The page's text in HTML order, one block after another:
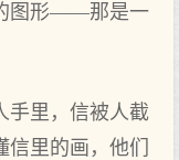
图形——那是一
手里，信被人截
里的画，他们